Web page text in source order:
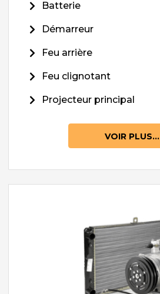
Batterie
Démarreur
Feu arrière
Feu clignotant
Projecteur principal
VOIR PLUS...